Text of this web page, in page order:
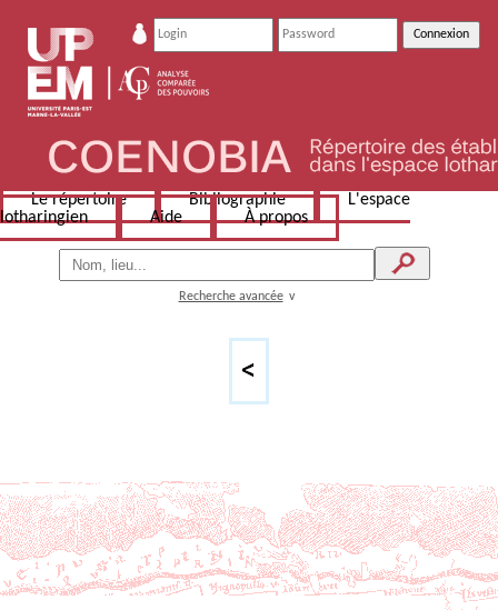
Le répertoire Bibliographie
L'espace
lotharingien
Aide À propos
Recherche avancée v